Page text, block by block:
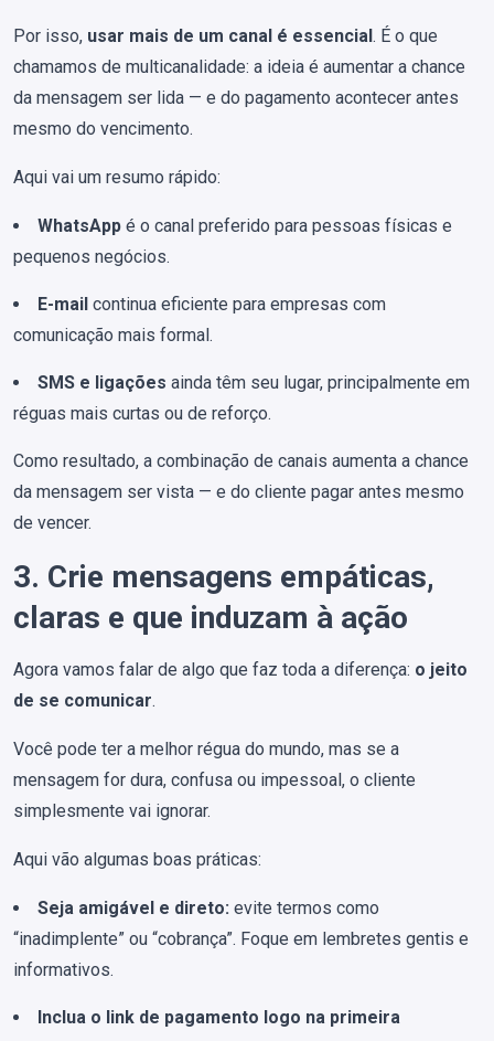
Por isso, usar mais de um canal é essencial. É o que
chamamos de multicanalidade: a ideia é aumentar a chance
da mensagem ser lida — e do pagamento acontecer antes
mesmo do vencimento.
Aqui vai um resumo rápido:
WhatsApp é o canal preferido para pessoas físicas e
pequenos negócios.
E-mail continua eficiente para empresas com
comunicação mais formal.
SMS e ligações ainda têm seu lugar, principalmente em
réguas mais curtas ou de reforço.
Como resultado, a combinação de canais aumenta a chance
da mensagem ser vista — e do cliente pagar antes mesmo
de vencer.
3. Crie mensagens empáticas,
claras e que induzam à ação
Agora vamos falar de algo que faz toda a diferença: o jeito
de se comunicar.
Você pode ter a melhor régua do mundo, mas se a
mensagem for dura, confusa ou impessoal, o cliente
simplesmente vai ignorar.
Aqui vão algumas boas práticas:
Seja amigável e direto: evite termos como
“inadimplente” ou “cobrança”. Foque em lembretes gentis e
informativos.
Inclua o link de pagamento logo na primeira